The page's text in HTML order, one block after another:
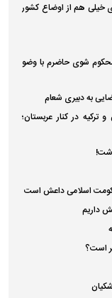
خیلی هم از اوضاع کشور
شوی حاضرم با وضو
به دبیری شعام
ترکیه در کنار عربستان؛
اسلامی داعش است
داریم
است؟